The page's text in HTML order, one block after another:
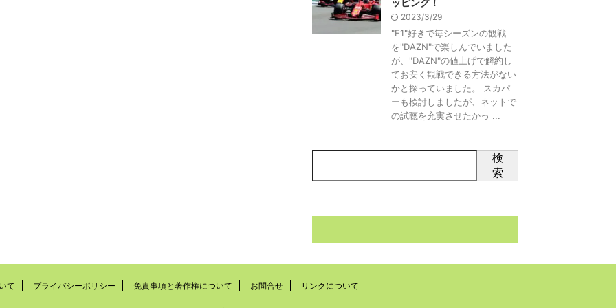
ッピング！
2023/3/29
"F1"好きで毎シーズンの観戦
を"DAZN"で楽しんでいました
が、"DAZN"の値上げで解約し
てお安く観戦できる方法がない
かと探っていました。 スカパ
ーも検討しましたが、ネットで
の試聴を充実させたかっ ...
検
索
て プライバシーポリシー 免責事項と著作権について お問合せ リンクについて